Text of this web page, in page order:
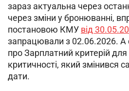
зараз актуальна через
через зміни у бронюванні,
постановою КМУ від
запрацювали з 02.06.2026.
про Зарплатний критерій
критичності, який змінився
дати.